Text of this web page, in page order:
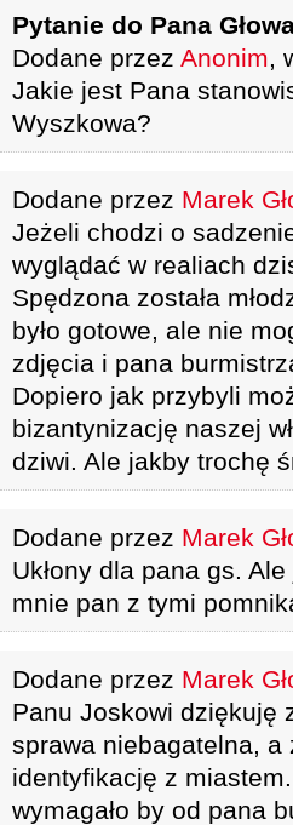
Pytanie do Pana
Dodane przez Anonim,
Jakie jest Pana
Wyszkowa?
Dodane przez Marek
Jeżeli chodzi o
wyglądać w realiach
Spędzona została
było gotowe, ale nie
zdjęcia i pana
Dopiero jak przybyli
bizantynizację naszej
dziwi. Ale jakby trochę
Dodane przez Marek
Ukłony dla pana gs.
mnie pan z tymi
Dodane przez Marek
Panu Joskowi dziękuję
sprawa niebagatelna, a
identyfikację z
wymagało by od pana